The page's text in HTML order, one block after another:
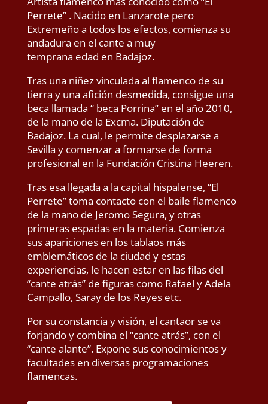
Perrete” . Nacido en Lanzarote pero
Extremeño a todos los efectos, comienza su
andadura en el cante a muy
temprana edad en Badajoz.
Tras una niñez vinculada al flamenco de su
tierra y una afición desmedida, consigue una
beca llamada “ beca Porrina” en el año 2010,
de la mano de la Excma. Diputación de
Badajoz. La cual, le permite desplazarse a
Sevilla y comenzar a formarse de forma
profesional en la Fundación Cristina Heeren.
Tras esa llegada a la capital hispalense, “El
Perrete” toma contacto con el baile flamenco
de la mano de Jeromo Segura, y otras
primeras espadas en la materia. Comienza
sus apariciones en los tablaos más
emblemáticos de la ciudad y estas
experiencias, le hacen estar en las filas del
“cante atrás” de figuras como Rafael y Adela
Campallo, Saray de los Reyes etc.
Por su constancia y visión, el cantaor se va
forjando y combina el “cante atrás”, con el
“cante alante”. Expone sus conocimientos y
facultades en diversas programaciones
flamencas.